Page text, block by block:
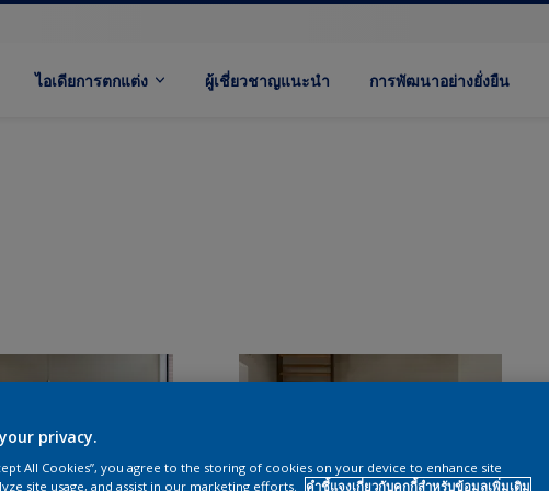
ไอเดียการตกแต่ง ผู้เชี่ยวชาญแนะนำ การพัฒนาอย่างยั่งยืน
privacy.
All Cookies”, you agree to the storing of cookies on your device to enhance site
site usage, and assist in our marketing efforts.
คำชี้แจงเกี่ยวกับคุกกี้สำหรับข้อมูลเพิ่มเติม